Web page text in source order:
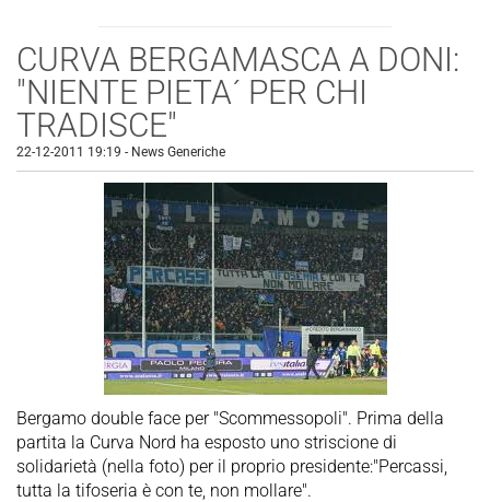
CURVA BERGAMASCA A DONI:
"NIENTE PIETA´ PER CHI
TRADISCE"
22-12-2011 19:19 - News Generiche
Bergamo double face per "Scommessopoli". Prima della
partita la Curva Nord ha esposto uno striscione di
solidarietà (nella foto) per il proprio presidente:"Percassi,
tutta la tifoseria è con te, non mollare".